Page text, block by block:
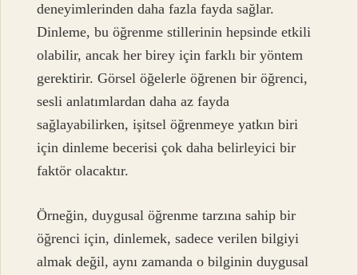
deneyimlerinden daha fazla fayda sağlar.
Dinleme, bu öğrenme stillerinin hepsinde etkili
olabilir, ancak her birey için farklı bir yöntem
gerektirir. Görsel öğelerle öğrenen bir öğrenci,
sesli anlatımlardan daha az fayda
sağlayabilirken, işitsel öğrenmeye yatkın biri
için dinleme becerisi çok daha belirleyici bir
faktör olacaktır.
Örneğin, duygusal öğrenme tarzına sahip bir
öğrenci için, dinlemek, sadece verilen bilgiyi
almak değil, aynı zamanda o bilginin duygusal